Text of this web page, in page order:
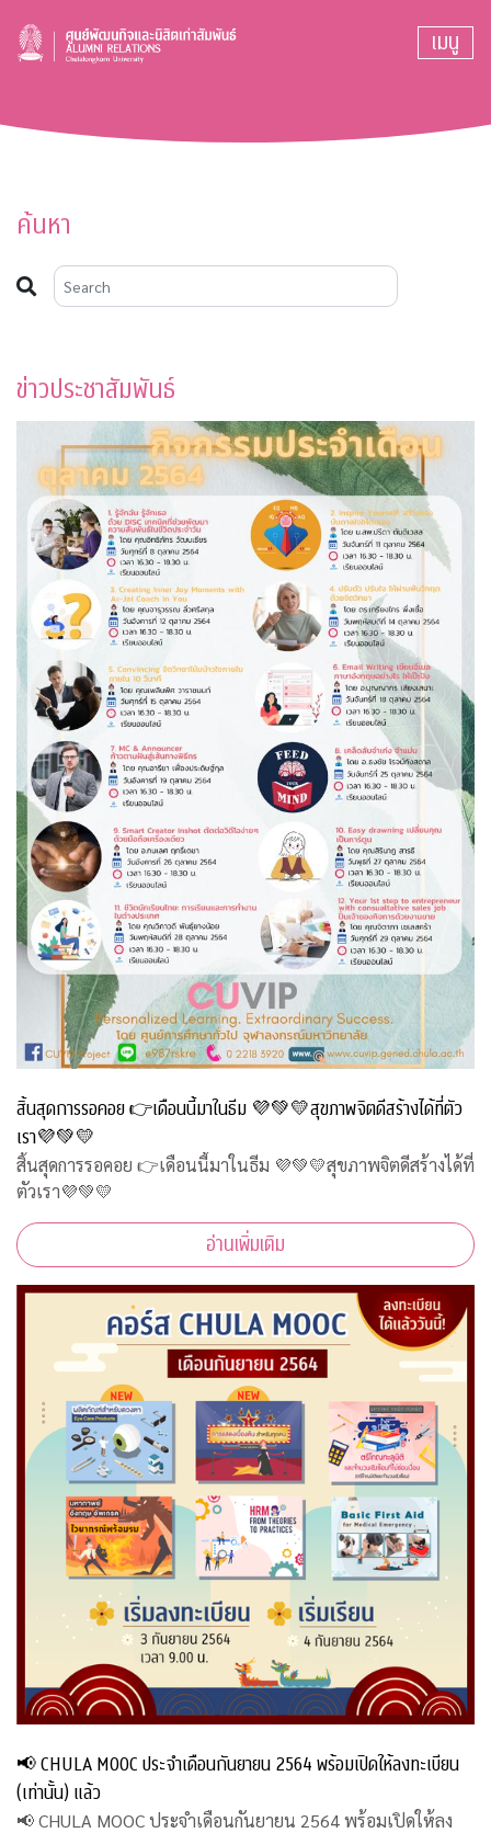
เมนู
ค้นหา
ข่าวประชาสัมพันธ์
สิ้นสุดการรอคอย 👉เดือนนี้มาในธีม 💜💚💛สุขภาพจิตดีสร้างได้ที่ตัว
เรา💜💚💛
สิ้นสุดการรอคอย 👉เดือนนี้มาในธีม 💜💚💛สุขภาพจิตดีสร้างได้ที่
ตัวเรา💜💚💛
อ่านเพิ่มเติม
📢 CHULA MOOC ประจำเดือนกันยายน 2564 พร้อมเปิดให้ลงทะเบียน
(เท่านั้น) แล้ว
📢 CHULA MOOC ประจำเดือนกันยายน 2564 พร้อมเปิดให้ลง